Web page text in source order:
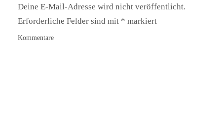
Deine E-Mail-Adresse wird nicht veröffentlicht.
Erforderliche Felder sind mit * markiert
Kommentare